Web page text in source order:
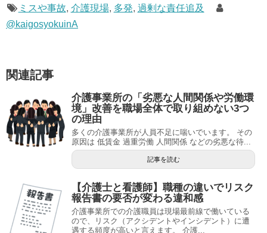
ミスや事故, 介護現場, 多発, 過剰な責任追及
@kaigosyokuinA
関連記事
介護事業所の「劣悪な人間関係や労働環
境」改善を職場全体で取り組めない3つ
の理由
多くの介護事業所が人員不足に喘いでいます。 その
原因は 低賃金 過重労働 人間関係 などの劣悪な待...
記事を読む
【介護士と看護師】職種の違いでリスク
報告書の要否が変わる違和感
介護事業所での介護職員は現場最前線で働いている
ので、リスク（アクシデントやインシデント）に遭
遇する頻度が高いと言えます。 介護...